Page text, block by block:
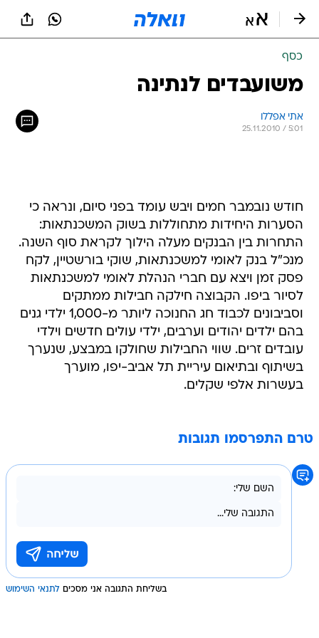
כסף
משועבדים לנתינה
אתי אפללו
25.11.2010 / 5:01
חודש נובמבר חמים ויבש עומד בפני סיום, ונראה כי
הסערות היחידות מתחוללות בשוק המשכנתאות:
התחרות בין הבנקים מעלה הילוך לקראת סוף השנה.
מנכ"ל בנק לאומי למשכנתאות, שוקי בורשטיין, לקח
פסק זמן ויצא עם חברי הנהלת לאומי למשכנתאות
לסיור ביפו. הקבוצה חילקה חבילות ממתקים
וסביבונים לכבוד חג החנוכה ליותר מ-1,000 ילדי גנים
בהם ילדים יהודים וערבים, ילדי עולים חדשים וילדי
עובדים זרים. שווי החבילות שחולקו במבצע, שנערך
בשיתוף ובתיאום עיריית תל אביב-יפו, מוערך
בעשרות אלפי שקלים.
טרם התפרסמו תגובות
בשליחת התגובה אני מסכים לתנאי השימוש